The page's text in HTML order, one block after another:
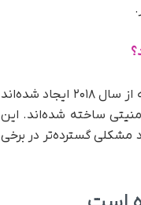
بر اساس اعلام Coinspect، این مشکل دست‌کم کیف پول‌هایی را تحت تاثیر قرار می‌دهد که از سال ۲۰۱۸ ایجاد شده‌اند
ساخته شده‌اند. این
گسترده‌تر در برخی